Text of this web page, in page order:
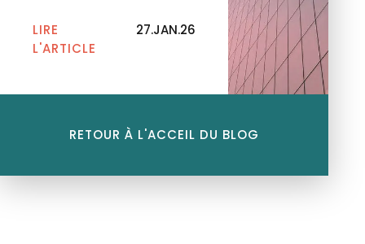
LIRE
L'ARTICLE
27.JAN.26
RETOUR À L'ACCEIL DU BLOG